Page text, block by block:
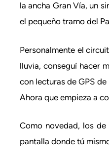
la ancha Gran Vía, un
el pequeño tramo del
Personalmente el
lluvia, conseguí hacer
con lecturas de GPS
Ahora que empieza a
Como novedad, los de
pantalla donde tú